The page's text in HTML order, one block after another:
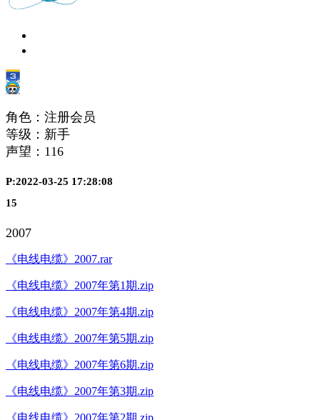
角色：注册会员
等级：新手
声望： 116
P:2022-03-25 17:28:08
15
2007
《电线电缆》2007.rar
《电线电缆》2007年第1期.zip
《电线电缆》2007年第4期.zip
《电线电缆》2007年第5期.zip
《电线电缆》2007年第6期.zip
《电线电缆》2007年第3期.zip
《电线电缆》2007年第2期.zip